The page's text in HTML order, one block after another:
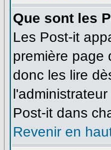
Que sont les
Les Post-it
première page
donc les lire
Post-it dans
Revenir en